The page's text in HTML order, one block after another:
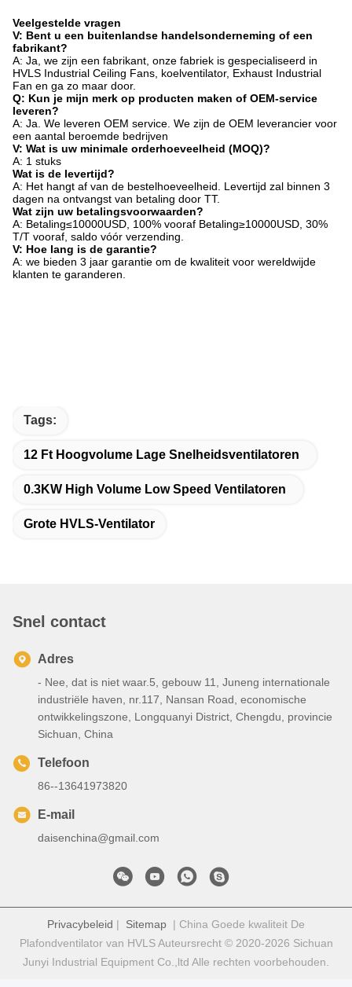
Veelgestelde vragen
V: Bent u een buitenlandse handelsonderneming of een
fabrikant?
A: Ja, we zijn een fabrikant, onze fabriek is gespecialiseerd in
HVLS Industrial Ceiling Fans, koelventilator, Exhaust Industrial
Fan en ga zo maar door.
Q: Kun je mijn merk op producten maken of OEM-service
leveren?
A: Ja. We leveren OEM service. We zijn de OEM leverancier voor
een aantal beroemde bedrijven
V: Wat is uw minimale orderhoeveelheid (MOQ)?
A: 1 stuks
Wat is de levertijd?
A: Het hangt af van de bestelhoeveelheid. Levertijd zal binnen 3
dagen na ontvangst van betaling door TT.
Wat zijn uw betalingsvoorwaarden?
A: Betaling≤10000USD, 100% vooraf Betaling≥10000USD, 30%
T/T vooraf, saldo vóór verzending.
V: Hoe lang is de garantie?
A: we bieden 3 jaar garantie om de kwaliteit voor wereldwijde
klanten te garanderen.
Tags:
12 Ft Hoogvolume Lage Snelheidsventilatoren
0.3KW High Volume Low Speed Ventilatoren
Grote HVLS-Ventilator
Snel contact
Adres
- Nee, dat is niet waar.5, gebouw 11, Juneng internationale
industriële haven, nr.117, Nansan Road, economische
ontwikkelingszone, Longquanyi District, Chengdu, provincie
Sichuan, China
Telefoon
86--13641973820
E-mail
daisenchina@gmail.com
Privacybeleid | Sitemap | China Goede kwaliteit De
Plafondventilator van HVLS Auteursrecht © 2020-2026 Sichuan
Junyi Industrial Equipment Co.,ltd Alle rechten voorbehouden.